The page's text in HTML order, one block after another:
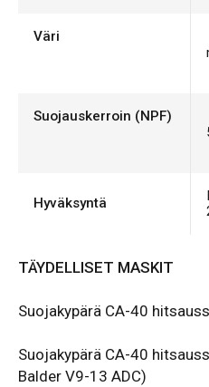
Väri
Suojauskerroin (NPF)
Hyväksyntä
TÄYDELLISET MASKIT
Suojakypärä CA-40
Suojakypärä CA-40
Balder V9-13 ADC)